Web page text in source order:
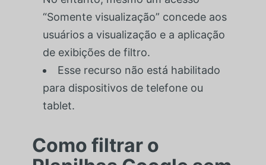
“Somente visualização” concede aos
usuários a visualização e a aplicação
de exibições de filtro.
Esse recurso não está habilitado
para dispositivos de telefone ou
tablet.
Como filtrar o